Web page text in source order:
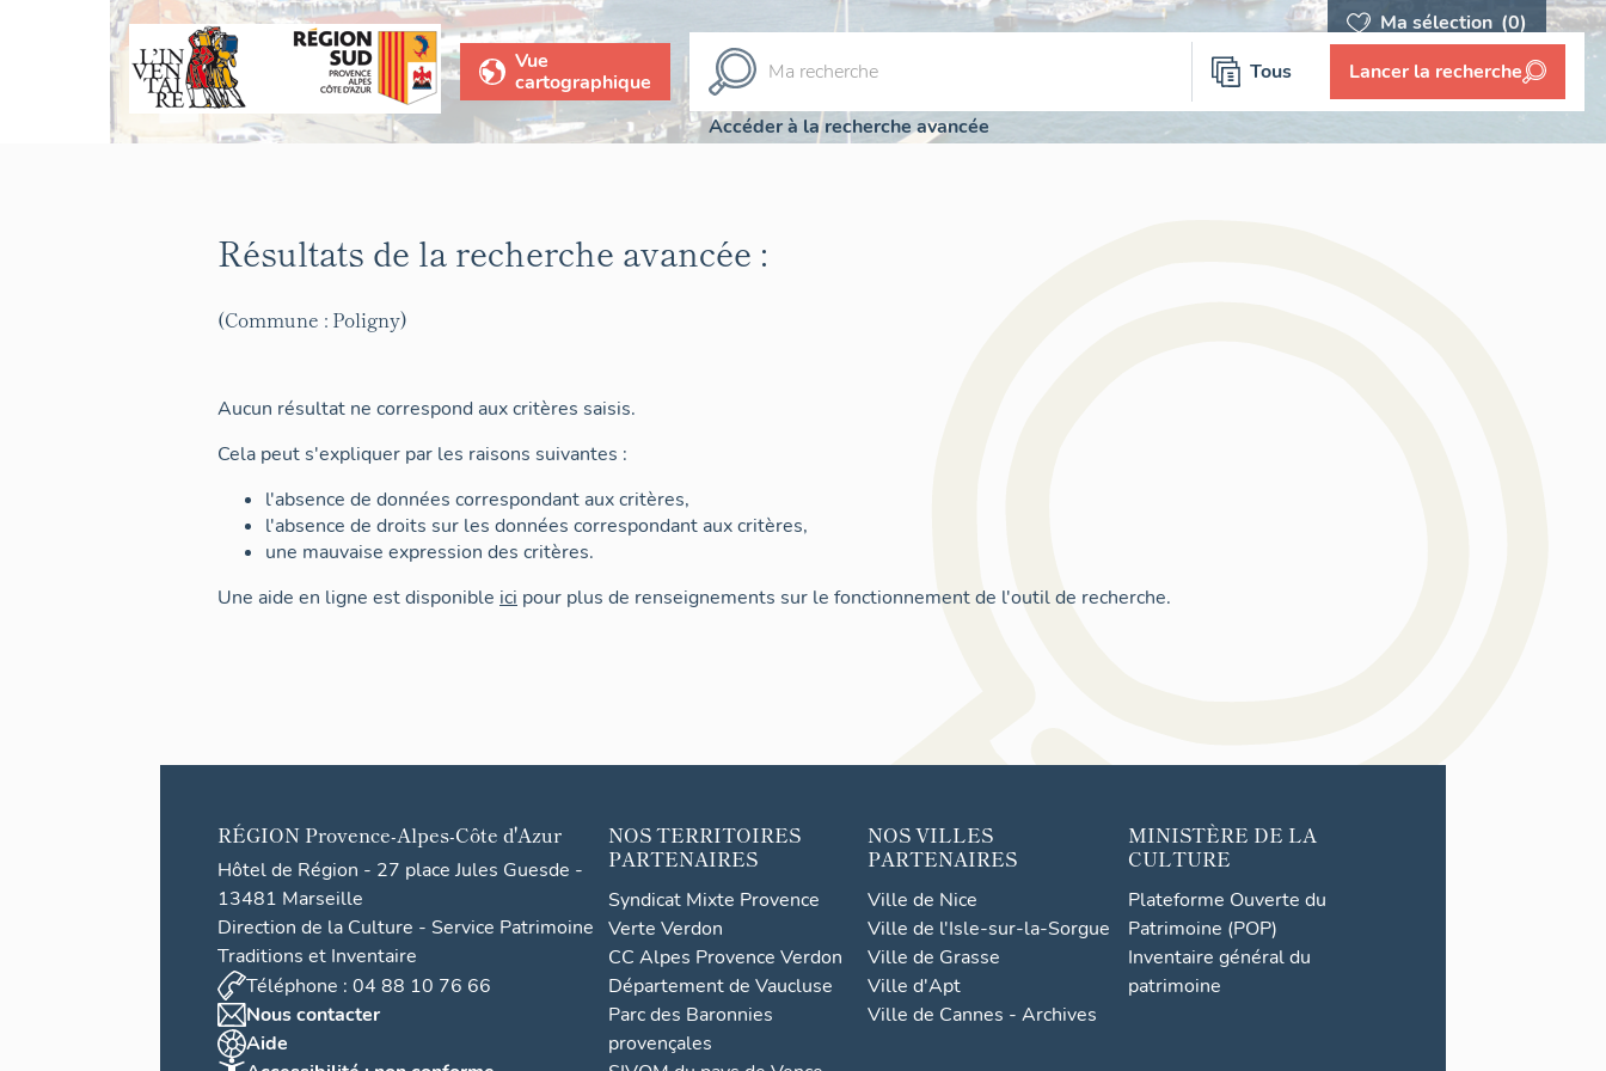
Ma sélection (0)
Vue
cartographique
Tous Lancer la recherche
Accéder à la recherche avancée
Résultats de la recherche avancée :
(Commune : Poligny)
Aucun résultat ne correspond aux critères saisis.
Cela peut s'expliquer par les raisons suivantes :
l'absence de données correspondant aux critères,
l'absence de droits sur les données correspondant aux critères,
une mauvaise expression des critères.
Une aide en ligne est disponible ici pour plus de renseignements sur le fonctionnement de l'outil de recherche.
RÉGION Provence-Alpes-Côte d'Azur
Hôtel de Région - 27 place Jules Guesde -
13481 Marseille
Direction de la Culture - Service Patrimoine
Traditions et Inventaire
Téléphone : 04 88 10 76 66
Nous contacter
Aide
NOS TERRITOIRES
PARTENAIRES
Syndicat Mixte Provence
Verte Verdon
CC Alpes Provence Verdon
Département de Vaucluse
Parc des Baronnies
provençales
NOS VILLES
PARTENAIRES
Ville de Nice
Ville de l'Isle-sur-la-Sorgue
Ville de Grasse
Ville d'Apt
Ville de Cannes - Archives
MINISTÈRE DE LA
CULTURE
Plateforme Ouverte du
Patrimoine (POP)
Inventaire général du
patrimoine